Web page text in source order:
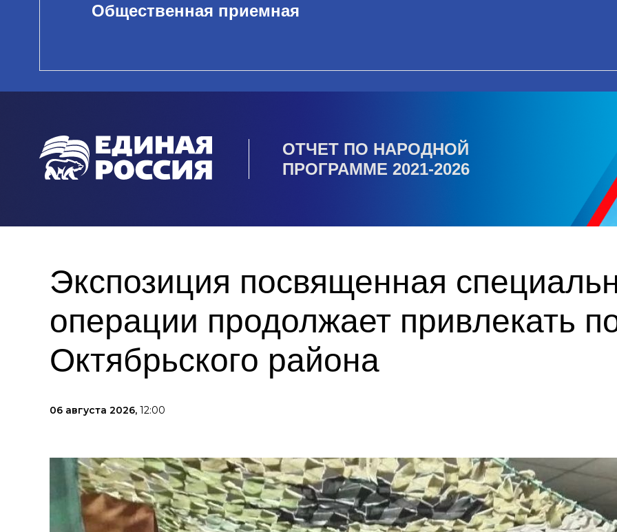
Общественная приемная
ОТЧЕТ ПО НАРОДНОЙ
ПРОГРАММЕ 2021-2026
Экспозиция посвященная
операции продолжает привлекать
Октябрьского района
06 августа 2026, 12:00